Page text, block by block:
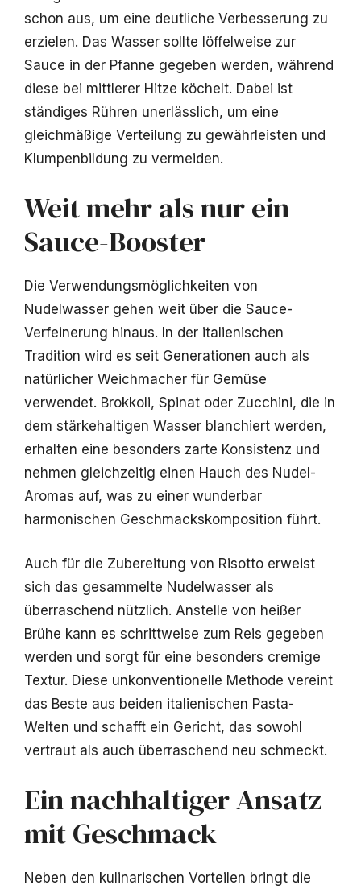
schon aus, um eine deutliche Verbesserung zu
erzielen. Das Wasser sollte löffelweise zur
Sauce in der Pfanne gegeben werden, während
diese bei mittlerer Hitze köchelt. Dabei ist
ständiges Rühren unerlässlich, um eine
gleichmäßige Verteilung zu gewährleisten und
Klumpenbildung zu vermeiden.
Weit mehr als nur ein
Sauce-Booster
Die Verwendungsmöglichkeiten von
Nudelwasser gehen weit über die Sauce-
Verfeinerung hinaus. In der italienischen
Tradition wird es seit Generationen auch als
natürlicher Weichmacher für Gemüse
verwendet. Brokkoli, Spinat oder Zucchini, die in
dem stärkehaltigen Wasser blanchiert werden,
erhalten eine besonders zarte Konsistenz und
nehmen gleichzeitig einen Hauch des Nudel-
Aromas auf, was zu einer wunderbar
harmonischen Geschmackskomposition führt.
Auch für die Zubereitung von Risotto erweist
sich das gesammelte Nudelwasser als
überraschend nützlich. Anstelle von heißer
Brühe kann es schrittweise zum Reis gegeben
werden und sorgt für eine besonders cremige
Textur. Diese unkonventionelle Methode vereint
das Beste aus beiden italienischen Pasta-
Welten und schafft ein Gericht, das sowohl
vertraut als auch überraschend neu schmeckt.
Ein nachhaltiger Ansatz
mit Geschmack
Neben den kulinarischen Vorteilen bringt die